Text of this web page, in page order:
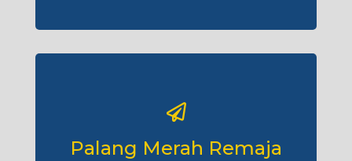
Palang Merah Remaja